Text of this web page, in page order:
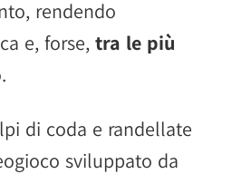
rendendo
e, forse, tra le più
di coda e randellate
sviluppato da